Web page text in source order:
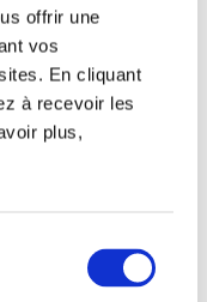
offrir une
vos
En cliquant
à recevoir les
plus,
Search
partie
: Pourquoi